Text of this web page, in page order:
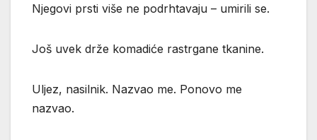
Njegovi prsti više ne podrhtavaju – umirili se.
Još uvek drže komadiće rastrgane tkanine.
Uljez, nasilnik. Nazvao me. Ponovo me
nazvao.